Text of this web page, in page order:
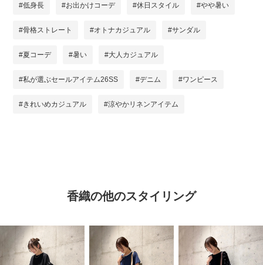
#低身長 #お出かけコーデ #休日スタイル #やや暑い
#骨格ストレート #オトナカジュアル #サンダル
#夏コーデ #暑い #大人カジュアル
#私が選ぶセールアイテム26SS #デニム #ワンピース
#きれいめカジュアル #涼やかリネンアイテム
香織の他のスタイリング